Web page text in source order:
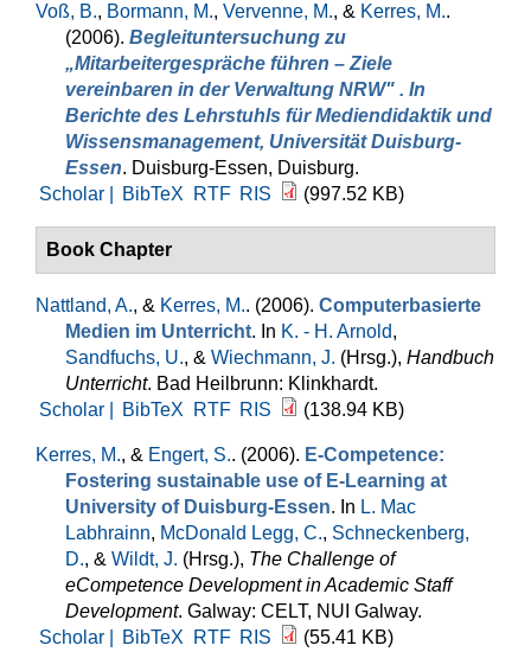
Voß, B., Bormann, M., Vervenne, M., & Kerres, M..
(2006). Begleituntersuchung zu
„Mitarbeitergespräche führen – Ziele
vereinbaren in der Verwaltung NRW" . In
Berichte des Lehrstuhls für Mediendidaktik und
Wissensmanagement, Universität Duisburg-
Essen. Duisburg-Essen, Duisburg.
Scholar |
BibTeX RTF RIS (997.52 KB)
Book Chapter
Nattland, A., & Kerres, M.. (2006). Computerbasierte
Medien im Unterricht. In K. - H. Arnold,
Sandfuchs, U., & Wiechmann, J. (Hrsg.), Handbuch
Unterricht. Bad Heilbrunn: Klinkhardt.
Scholar |
BibTeX RTF RIS (138.94 KB)
Kerres, M., & Engert, S.. (2006). E-Competence:
Fostering sustainable use of E-Learning at
University of Duisburg-Essen. In L. Mac
Labhrainn, McDonald Legg, C., Schneckenberg,
D., & Wildt, J. (Hrsg.), The Challenge of
eCompetence Development in Academic Staff
Development. Galway: CELT, NUI Galway.
Scholar |
BibTeX RTF RIS (55.41 KB)